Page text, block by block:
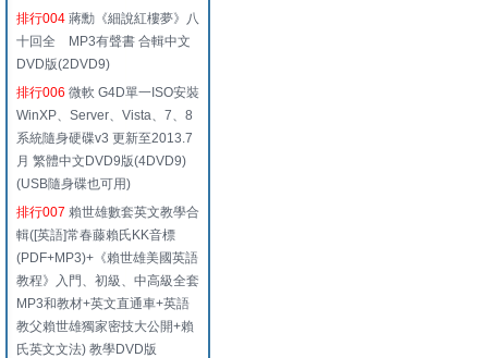
排行004 蔣勳《細說紅樓夢》八
十回全 MP3有聲書 合輯中文
DVD版(2DVD9)
排行006 微軟 G4D單一ISO安裝
WinXP、Server、Vista、7、8
系統隨身硬碟v3 更新至2013.7
月 繁體中文DVD9版(4DVD9)
(USB隨身碟也可用)
排行007 賴世雄數套英文教學合
輯([英語]常春藤賴氏KK音標
(PDF+MP3)+《賴世雄美國英語
教程》入門、初級、中高級全套
MP3和教材+英文直通車+英語
教父賴世雄獨家密技大公開+賴
氏英文文法) 教學DVD版